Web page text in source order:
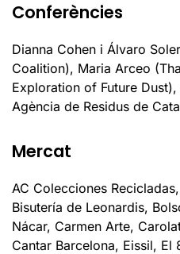
Conferències
Dianna Cohen i Álvaro
Coalition), Maria Arceo
Exploration of Future
Agència de Residus de
Mercat
AC Colecciones
Bisutería de Leonardis,
Nácar, Carmen Arte,
Cantar Barcelona, ​​Eissil, El